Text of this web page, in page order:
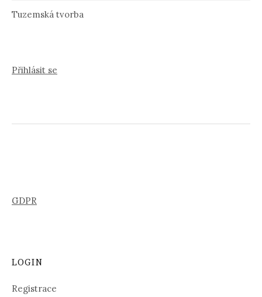
Tuzemská tvorba
Přihlásit se
GDPR
LOGIN
Registrace